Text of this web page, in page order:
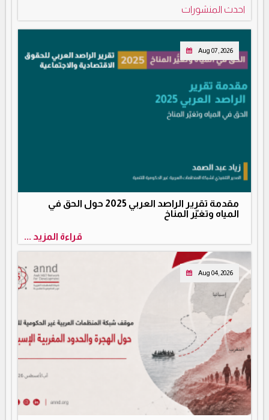
احدث المنشورات
Aug 07, 2026
مقدمة تقرير الراصد العربي 2025 حول الحق في
المياه وتغيّر المناخ
قراءة المزيد ...
Aug 04, 2026